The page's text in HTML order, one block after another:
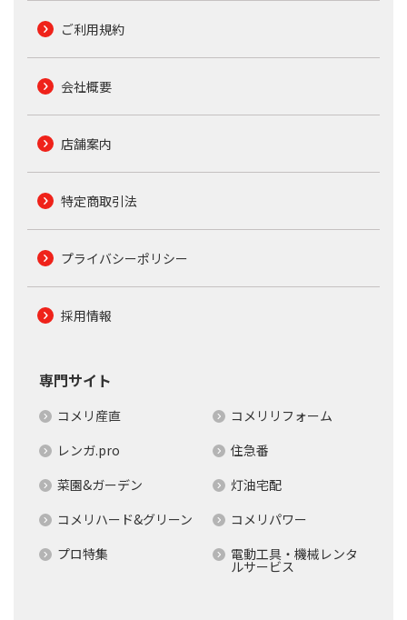
ご利用規約
会社概要
店舗案内
特定商取引法
プライバシーポリシー
採用情報
専門サイト
コメリ産直
コメリリフォーム
レンガ.pro
住急番
菜園&ガーデン
灯油宅配
コメリハード&グリーン
コメリパワー
プロ特集
電動工具・機械レンタ
ルサービス